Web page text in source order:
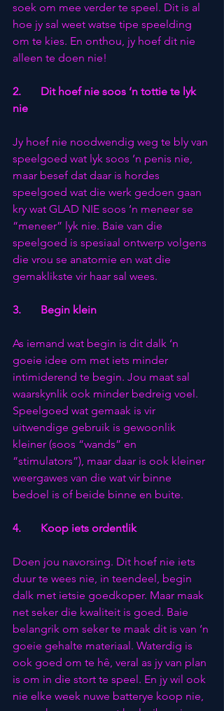
soek om mee verder te speel. Dit is al
hoe jy sal weet watse tipe speelding
om te kies. En onthou, jy hoef dit nie
alleen te doen nie!
2.       Dit hoef nie soos ‘n tottie te lyk
nie
Jy hoef nie noodwendig weg te bly van
speelgoed wat lyk soos ‘n penis nie,
maar besef dat daar is hordes
speelgoed wat die werk gedoen gaan
kry wat GLAD NIE soos ‘n meneer se
“meneer” lyk nie. Baie van die
speelgoed is spesiaal ontwerp volgens
die vrou se anatomie en wat die
gemaklikste vir haar sal wees.
3.       Begin klein
As iemand wat begin is dit dalk ‘n
goeie idee om met iets minder
intimiderend te begin. Jou maat sal
waarskynlik ook minder bedreig voel.
Speelgoed wat gemaak is vir
uitwendige gebruik is gewoonlik
kleiner (soos “wands” en
“stimulators”), maar daar is ook kleiner
weergawes van die wat vir binne
bedoel is of beide binne en buite.
4.       Koop iets ordentlik
Doen jou navorsing. Dit hoef nie iets
duur te wees nie, in teendeel, begin
dalk met ietsie goedkoper. Maar maak
net seker die kwaliteit is goed. Baie
belangrik om seker te maak dit is van ‘n
goeie gehalte materiaal. Waterdig is
ook goed om te hê, veral as jy van plan
is om in die stort te speel. En jy wil ook
nie elke week nuwe batterye koop nie,